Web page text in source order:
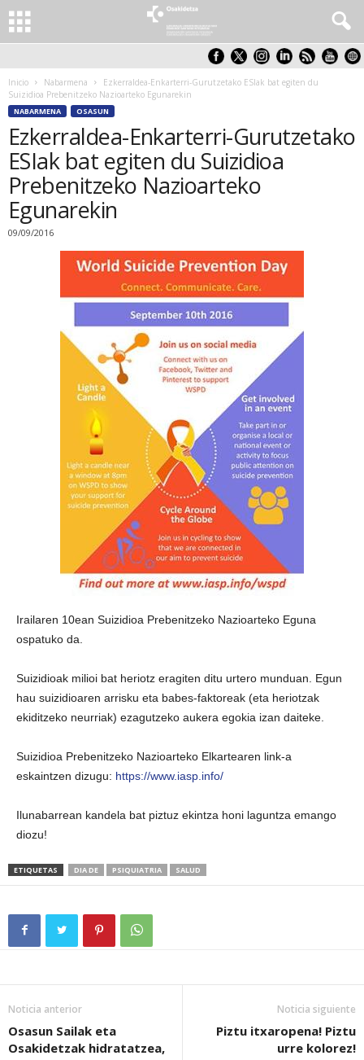
Inicio Nabarmena
Ezkerraldea-Enkarterri-Gurutzetako ESIak bat egiten du
Suizidioa Prebenitzeko Nazioarteko Egunarekin
NABARMENA OSASUN
Ezkerraldea-Enkarterri-Gurutzetako
ESIak bat egiten du Suizidioa
Prebenitzeko Nazioarteko
Egunarekin
09/09/2016
Irailaren 10ean Suizidioa Prebenitzeko Nazioarteko Eguna
ospatuko da.
Suizidioak milioi bat heriotz eragiten ditu urtero munduan. Egun
hau suizidioaren arrisku eta babes-faktoreak (eta heriotzak
ekiditzeko neurriak) ezagutzeko aukera egokia izan daiteke.
Suizidioa Prebenitzeko Nazioarteko Elkartearen link-a
eskaintzen dizugu: https://www.iasp.info/
Ilunabarrean kandela bat piztuz ekintza honi laguntza emango
diozu!
ETIQUETAS DIA DE PSIQUIATRIA SALUD
Noticia anterior
Osasun Sailak eta
Osakidetzak hidratatzea,
Noticia siguiente
Piztu itxaropena! Piztu
urre kolorez!